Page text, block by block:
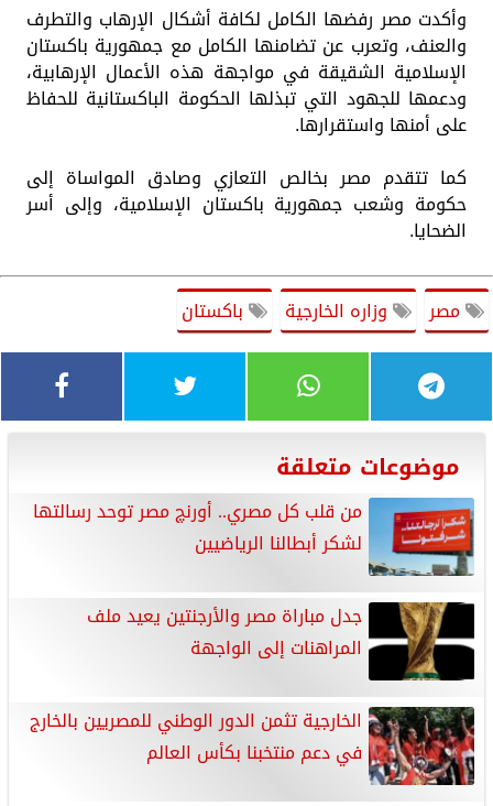
وأكدت مصر رفضها الكامل لكافة أشكال الإرهاب والتطرف
والعنف، وتعرب عن تضامنها الكامل مع جمهورية باكستان
الإسلامية الشقيقة في مواجهة هذه الأعمال الإرهابية،
ودعمها للجهود التي تبذلها الحكومة الباكستانية للحفاظ
على أمنها واستقرارها.
كما تتقدم مصر بخالص التعازي وصادق المواساة إلى
حكومة وشعب جمهورية باكستان الإسلامية، وإلى أسر
الضحايا.
مصر وزاره الخارجية باكستان
موضوعات متعلقة
من قلب كل مصري.. أورنچ مصر توحد رسالتها
لشكر أبطالنا الرياضيين
جدل مباراة مصر والأرجنتين يعيد ملف
المراهنات إلى الواجهة
الخارجية تثمن الدور الوطني للمصريين بالخارج
في دعم منتخبنا بكأس العالم